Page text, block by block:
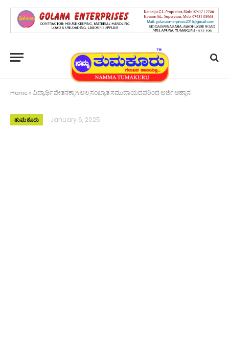
Home » ವಿದ್ಯಾರ್ಥಿ ವೇತನಕ್ಕಾಗಿ ಅಲ್ಪಸಂಖ್ಯಾತ ಸಮುದಾಯದವರಿಂದ ಅರ್ಜಿ ಆಹ್ವಾನ
ತುಮಕೂರು January 6, 2025